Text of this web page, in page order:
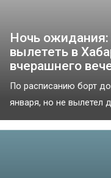
Ночь
вылететь в
вчерашнего
По расписанию борт
января, но не вылетел